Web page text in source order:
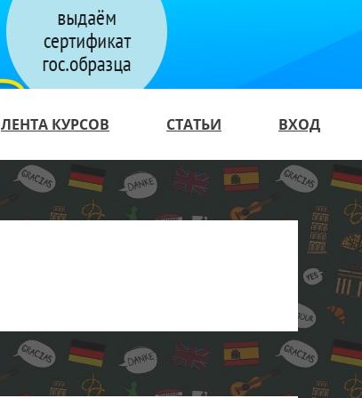
ЛЕНТА КУРСОВ СТАТЬИ ВХОД